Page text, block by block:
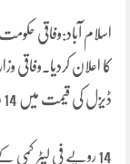
کا اعلان
ڈیزل کی قیمت میں 14 روپے فی لیٹر کمی کردی گئی ہے۔